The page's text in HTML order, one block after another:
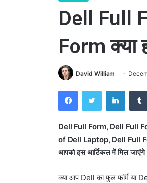
Dell Full
Form क्या
David William
Dell Full Form, Dell Full
of Dell Laptop, Dell Full
आपको इस आर्टिकल में मिल
क्या आप Dell का फुल फॉर्म या